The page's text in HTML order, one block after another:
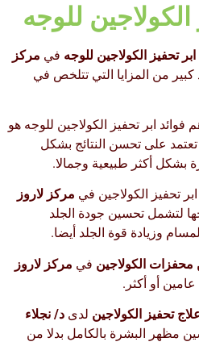
الكولاجين للوجه
ابر تحفيز الكولاجين للوجه في مركز
من المزايا التي تتلخص في
فوائد ابر تحفيز الكولاجين للوجه هو
تعتمد على تحسن النتائج بشكل
بشكل أكثر طبيعية وجمالا.
ابر تحفيز الكولاجين في مركز لاروز
لتشمل تحسين جودة الجلد
وزيادة قوة الجلد أيضا.
الكولاجين في مركز لاروز
أو أكثر.
تحفيز الكولاجين لدى د/ نجلاء
مظهر البشرة بالكامل بدلا من